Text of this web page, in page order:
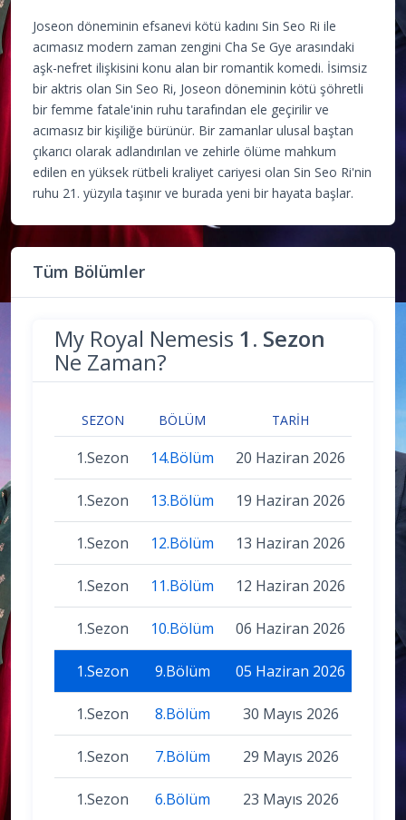
Joseon döneminin efsanevi kötü kadını Sin Seo Ri ile
acımasız modern zaman zengini Cha Se Gye arasındaki
aşk-nefret ilişkisini konu alan bir romantik komedi. İsimsiz
bir aktris olan Sin Seo Ri, Joseon döneminin kötü şöhretli
bir femme fatale'inin ruhu tarafından ele geçirilir ve
acımasız bir kişiliğe bürünür. Bir zamanlar ulusal baştan
çıkarıcı olarak adlandırılan ve zehirle ölüme mahkum
edilen en yüksek rütbeli kraliyet cariyesi olan Sin Seo Ri'nin
ruhu 21. yüzyıla taşınır ve burada yeni bir hayata başlar.
Tüm Bölümler
My Royal Nemesis 1. Sezon
Ne Zaman?
SEZON BÖLÜM TARIH
1.Sezon 14.Bölüm 20 Haziran 2026
1.Sezon 13.Bölüm 19 Haziran 2026
1.Sezon 12.Bölüm 13 Haziran 2026
1.Sezon 11.Bölüm 12 Haziran 2026
1.Sezon 10.Bölüm 06 Haziran 2026
1.Sezon 9.Bölüm 05 Haziran 2026
1.Sezon 8.Bölüm 30 Mayıs 2026
1.Sezon 7.Bölüm 29 Mayıs 2026
1.Sezon 6.Bölüm 23 Mayıs 2026